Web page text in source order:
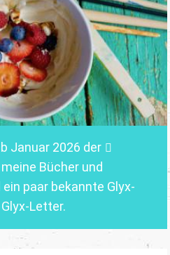
Januar 2026 der
Bücher und
paar bekannte Glyx-
Glyx-Letter.